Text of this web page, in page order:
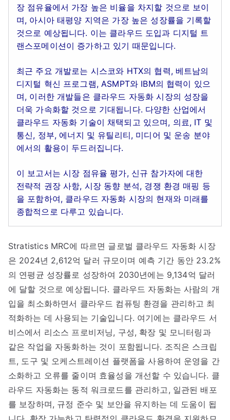
장 점유율에서 가장 높은 비율을 차지할 것으로 보이
며, 아시아 태평양 지역은 가장 높은 성장률을 기록할
것으로 예상됩니다. 이는 클라우드 도입과 디지털 트
랜스포메이션이 증가하고 있기 때문입니다.
최근 주요 개발로는 시스코와 HTX의 협력, 베트남의
디지털 혁신 프로그램, ASMPT와 IBM의 협력이 있으
며, 이러한 개발들은 클라우드 자동화 시장의 성장을
더욱 가속화할 것으로 기대됩니다. 다양한 산업에서
클라우드 자동화 기술이 채택되고 있으며, 의료, IT 및
통신, 정부, 에너지 및 유틸리티, 미디어 및 운송 분야
에서의 활용이 두드러집니다.
이 보고서는 시장 점유율 평가, 신규 참가자에 대한
전략적 권장 사항, 시장 동향 분석, 경쟁 환경 매핑 등
을 포함하여, 클라우드 자동화 시장의 현재와 미래를
종합적으로 다루고 있습니다.
Stratistics MRC에 따르면 글로벌 클라우드 자동화 시장
은 2024년 2,612억 달러 규모이며 예측 기간 동안 23.2%
의 연평균 성장률로 성장하여 2030년에는 9,134억 달러
에 달할 것으로 예상됩니다. 클라우드 자동화는 사람의 개
입을 최소화하면서 클라우드 컴퓨팅 환경을 관리하고 최
적화하는 데 사용되는 기술입니다. 여기에는 클라우드 서
비스에서 리소스 프로비저닝, 구성, 확장 및 모니터링과
같은 작업을 자동화하는 것이 포함됩니다. 조직은 스크립
트, 도구 및 오케스트레이션 플랫폼을 사용하여 운영을 간
소화하고 오류를 줄이며 효율성을 개선할 수 있습니다. 클
라우드 자동화는 동적 워크로드를 관리하고, 일관된 배포
를 보장하며, 규정 준수 및 보안을 유지하는 데 도움이 됩